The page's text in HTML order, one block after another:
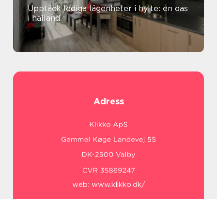
Upptäck lediga lägenheter i hylte: en oas
i halland
Adress
web: www.klikko.dk/